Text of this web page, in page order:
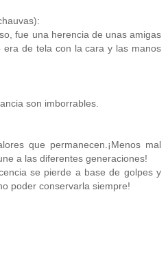
fue una herencia de unas amigas
era de tela con la cara y las manos
son imborrables.
que permanecen.¡Menos mal
a las diferentes generaciones!
se pierde a base de golpes y
poder conservarla siempre!